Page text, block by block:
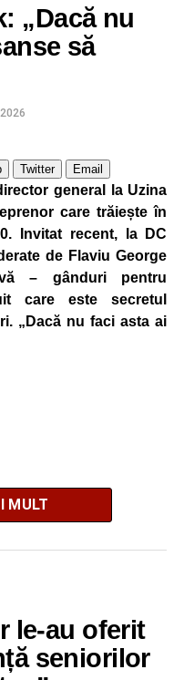
„Dacă nu
să
Twitter Email
general la Uzina
care trăiește în
Invitat recent, la DC
de Flaviu George
– gânduri pentru
care este secretul
„Dacă nu faci asta ai
să lucreze cu Elon
xAI.
acesta mi-a adus
MULT
le-au oferit
seniorilor